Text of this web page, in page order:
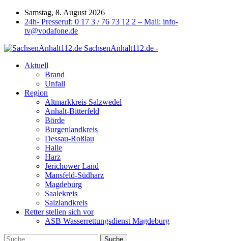
Samstag, 8. August 2026
24h- Presseruf: 0 17 3 / 76 73 12 2 – Mail: info-
tv@vodafone.de
SachsenAnhalt112.de -
Aktuell
Brand
Unfall
Region
Altmarkkreis Salzwedel
Anhalt-Bitterfeld
Börde
Burgenlandkreis
Dessau-Roßlau
Halle
Harz
Jerichower Land
Mansfeld-Südharz
Magdeburg
Saalekreis
Salzlandkreis
Retter stellen sich vor
ASB Wasserrettungsdienst Magdeburg